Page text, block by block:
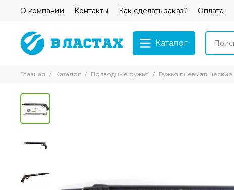
О компании Контакты Как сделать заказ? Оплата
Каталог
Главная Каталог Подводные ружья Ружья пневматические